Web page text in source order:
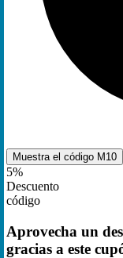
Muestra el código M10
5%
Descuento
código
Aprovecha un
gracias a este